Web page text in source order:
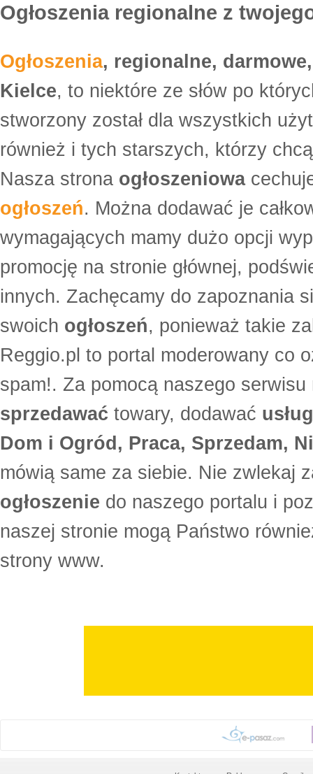
Ogłoszenia regionalne z
Ogłoszenia, regionalne,
Kielce, to niektóre ze słów po
stworzony został dla wszystkich
również i tych starszych, którzy
Nasza strona ogłoszeniowa
ogłoszeń. Można dodawać je
wymagających mamy dużo opcji
promocję na stronie głównej,
innych. Zachęcamy do zapoznania
swoich ogłoszeń, ponieważ takie
Reggio.pl to portal moderowany co
spam!. Za pomocą naszego
sprzedawać towary, dodawać
Dom i Ogród, Praca, Sprzedam,
mówią same za siebie. Nie zwlekaj
ogłoszenie do naszego portalu i
naszej stronie mogą Państwo
strony www.